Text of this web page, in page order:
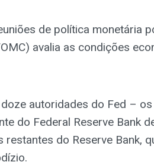
de política monetária
avalia as condições
autoridades do Fed –
do Federal Reserve Bank
do Reserve Bank,